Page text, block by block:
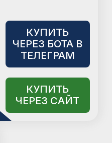
КУПИТЬ
ЧЕРЕЗ БОТА В
ТЕЛЕГРАМ
КУПИТЬ
ЧЕРЕЗ САЙТ